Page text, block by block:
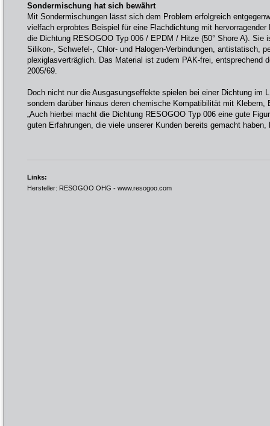
Sondermischung hat sich bewährt
Mit Sondermischungen lässt sich dem Problem erfolgreich
vielfach erprobtes Beispiel für eine Flachdichtung mit hervorragender
die Dichtung RESOGOO Typ 006 / EPDM / Hitze (50° Shore A). Sie
Silikon-, Schwefel-, Chlor- und Halogen-Verbindungen, antistatisch,
plexiglasverträglich. Das Material ist zudem PAK-frei, entsprechend
2005/69.
Doch nicht nur die Ausgasungseffekte spielen bei einer Dichtung im
sondern darüber hinaus deren chemische Kompatibilität mit Klebern,
„Auch hierbei macht die Dichtung RESOGOO Typ 006 eine gute
guten Erfahrungen, die viele unserer Kunden bereits gemacht haben,
Links:
Hersteller: RESOGOO OHG - www.resogoo.com